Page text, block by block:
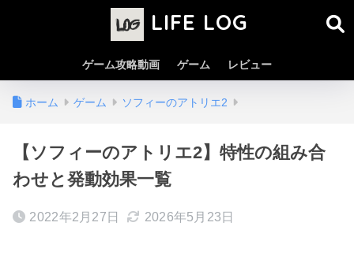
LIFE LOG
ゲーム攻略動画 ゲーム レビュー
ホーム ゲーム ソフィーのアトリエ2
【ソフィーのアトリエ2】特性の組み合
わせと発動効果一覧
2022年2月27日 2026年5月23日